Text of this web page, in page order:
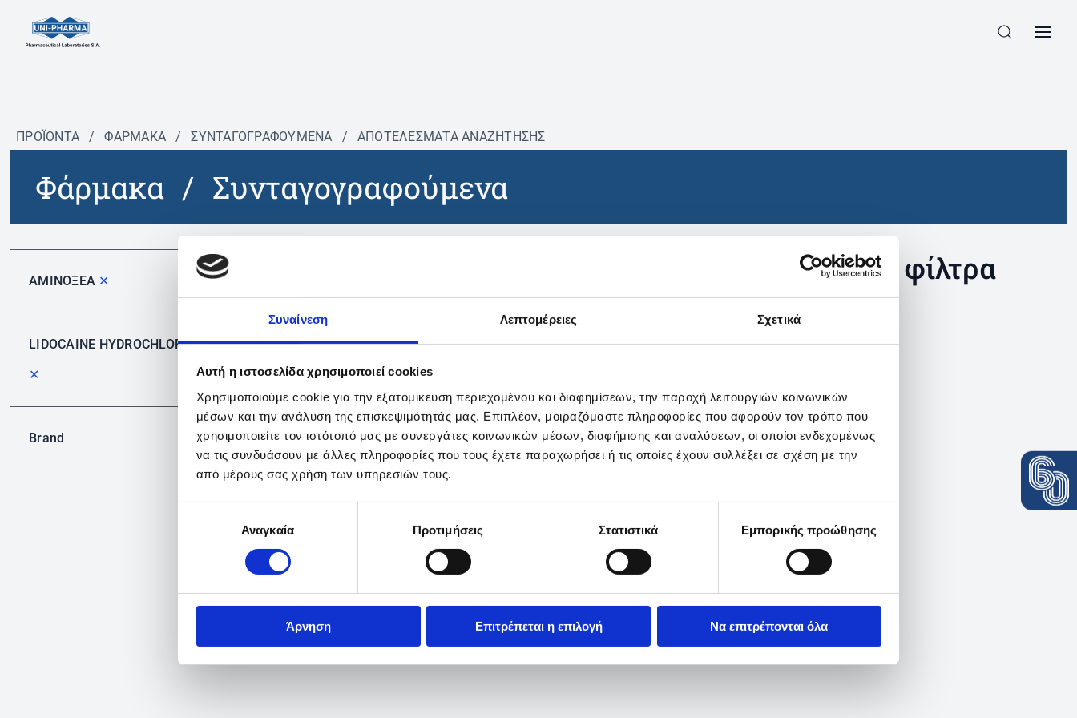
Συναίνεση Λεπτομέρειες Σχετικά
Αυτή η ιστοσελίδα χρησιμοποιεί cookies
Χρησιμοποιούμε cookie για την εξατομίκευση περιεχομένου και διαφημίσεων, την παροχή λειτουργιών κοινωνικών
μέσων και την ανάλυση της επισκεψιμότητάς μας. Επιπλέον, μοιραζόμαστε πληροφορίες που αφορούν τον τρόπο που
χρησιμοποιείτε τον ιστότοπό μας με συνεργάτες κοινωνικών μέσων, διαφήμισης και αναλύσεων, οι οποίοι ενδεχομένως
να τις συνδυάσουν με άλλες πληροφορίες που τους έχετε παραχωρήσει ή τις οποίες έχουν συλλέξει σε σχέση με την
από μέρους σας χρήση των υπηρεσιών τους.
συγκατάθεσηςΑναγκαία Προτιμήσεις Στατιστικά Εμπορικής προώθησης
Άρνηση Επιτρέπεται η επιλογή Να επιτρέπονται όλα
ΠΡΟΪΟΝΤΑ / ΦΆΡΜΑΚΑ / ΣΥΝΤΑΓΟΓΡΑΦΟΎΜΕΝΑ / ΑΠΟΤΕΛΕΣΜΑΤΑ ΑΝΑΖΗΤΗΣΗΣ
Φάρμακα / Συνταγογραφούμενα
ΑΜΙΝΟΞΕΑ ✕
LIDOCAINE HYDROCHLORIDE
✕
Brand
Δεν βρέθηκαν προϊόντα με τα συγκεκριμένα φίλτρα